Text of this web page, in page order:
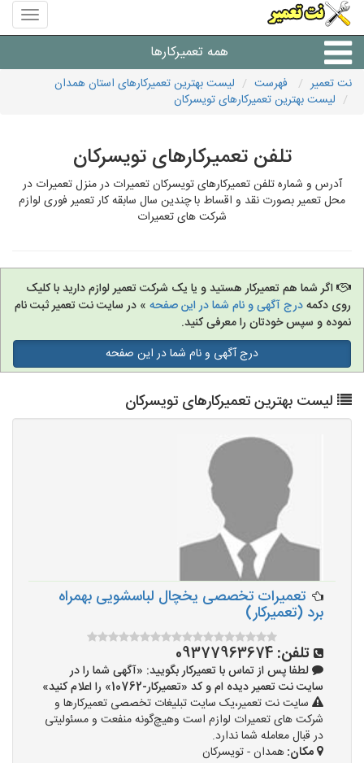
منوی
سایت
تعمیر
همه تعمیرکارها
شرکت های تعمیرات لوازم
نت تعمیر فهرست
لیست بهترین تعمیرکارهای استان همدان
لیست بهترین تعمیرکارهای تویسرکان
تلفن تعمیرکارهای تویسرکان
آدرس و شماره تلفن تعمیرکارهای تویسرکان تعمیرات در منزل تعمیرات در
محل تعمیر بصورت نقد و اقساط با چندین سال سابقه کار تعمیر فوری لوازم
شرکت های تعمیرات
اگر شما هم تعمیرکار هستید و یا یک شرکت تعمیر لوازم دارید با کلیک
روی دکمهدرج آگهی و نام شما در این صفحه » در سایت نت تعمیر ثبت نام
نموده و سپس خودتان را معرفی کنید.
درج آگهی و نام شما در این صفحه
لیست بهترین تعمیرکارهای تویسرکان
تعمیرات تخصصی یخچال لباسشویی بهمراه
برد (تعمیرکار)
تلفن: 09377963674
لطفا پس از تماس با تعمیرکار بگویید: «آگهی شما را در
سایت نت تعمیر دیده ام و کد «تعمیرکار-10762» را اعلام کنید»
سایت نت تعمیر،یک سایت تبلیغات تخصصی تعمیرکارها و
شرکت های تعمیرات لوازم است وهیچ‌گونه منفعت و مسئولیتی
در قبال معامله شما ندارد.
مکان:همدان - تویسرکان